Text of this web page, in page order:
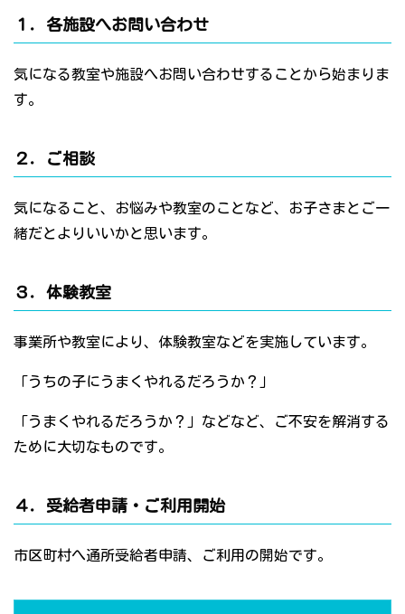
１．各施設へお問い合わせ
気になる教室や施設へお問い合わせすることから始まりま
す。
２．ご相談
気になること、お悩みや教室のことなど、お子さまとご一
緒だとよりいいかと思います。
３．体験教室
事業所や教室により、体験教室などを実施しています。
「うちの子にうまくやれるだろうか？」
「うまくやれるだろうか？」などなど、ご不安を解消する
ために大切なものです。
４．受給者申請・ご利用開始
市区町村へ通所受給者申請、ご利用の開始です。